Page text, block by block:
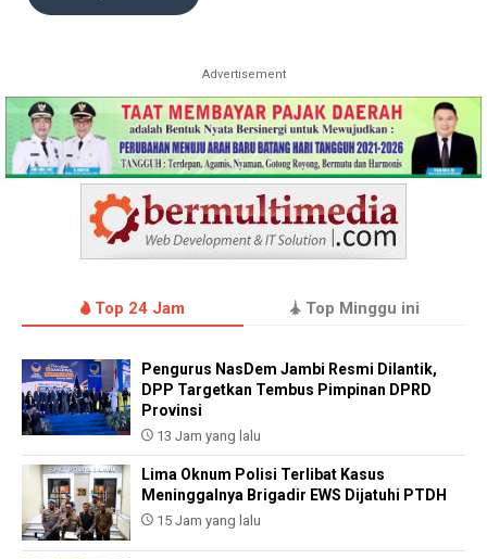
Advertisement
Top 24 Jam Top Minggu ini
Pengurus NasDem Jambi Resmi Dilantik,
DPP Targetkan Tembus Pimpinan DPRD
Provinsi
13 Jam yang lalu
Lima Oknum Polisi Terlibat Kasus
Meninggalnya Brigadir EWS Dijatuhi PTDH
15 Jam yang lalu